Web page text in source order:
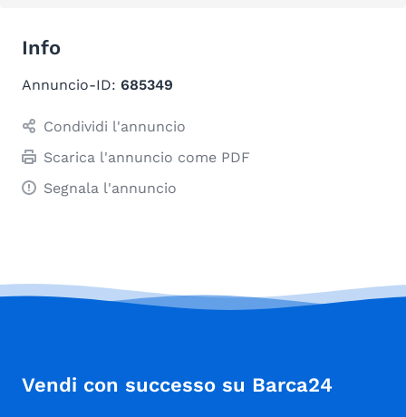
Info
Annuncio-ID: 685349
Condividi l'annuncio
Scarica l'annuncio come PDF
Segnala l'annuncio
Vendi con successo su Barca24